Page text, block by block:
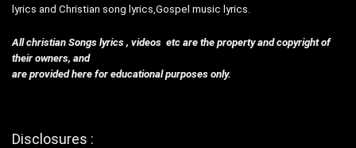
lyrics and Christian song lyrics,Gospel music lyrics.
All christian Songs lyrics , videos etc are the property and copyright of
their owners, and
are provided here for educational purposes only.
Disclosures :